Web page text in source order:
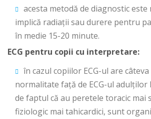
acesta metodă de diagnostic este
implică radiații sau durere pentru
în medie 15-20 minute.
ECG pentru copii cu interpretare:
în cazul copiilor ECG-ul are
normalitate față de ECG-ul adulților
de faptul că au peretele toracic mai
fiziologic mai tahicardici, sunt